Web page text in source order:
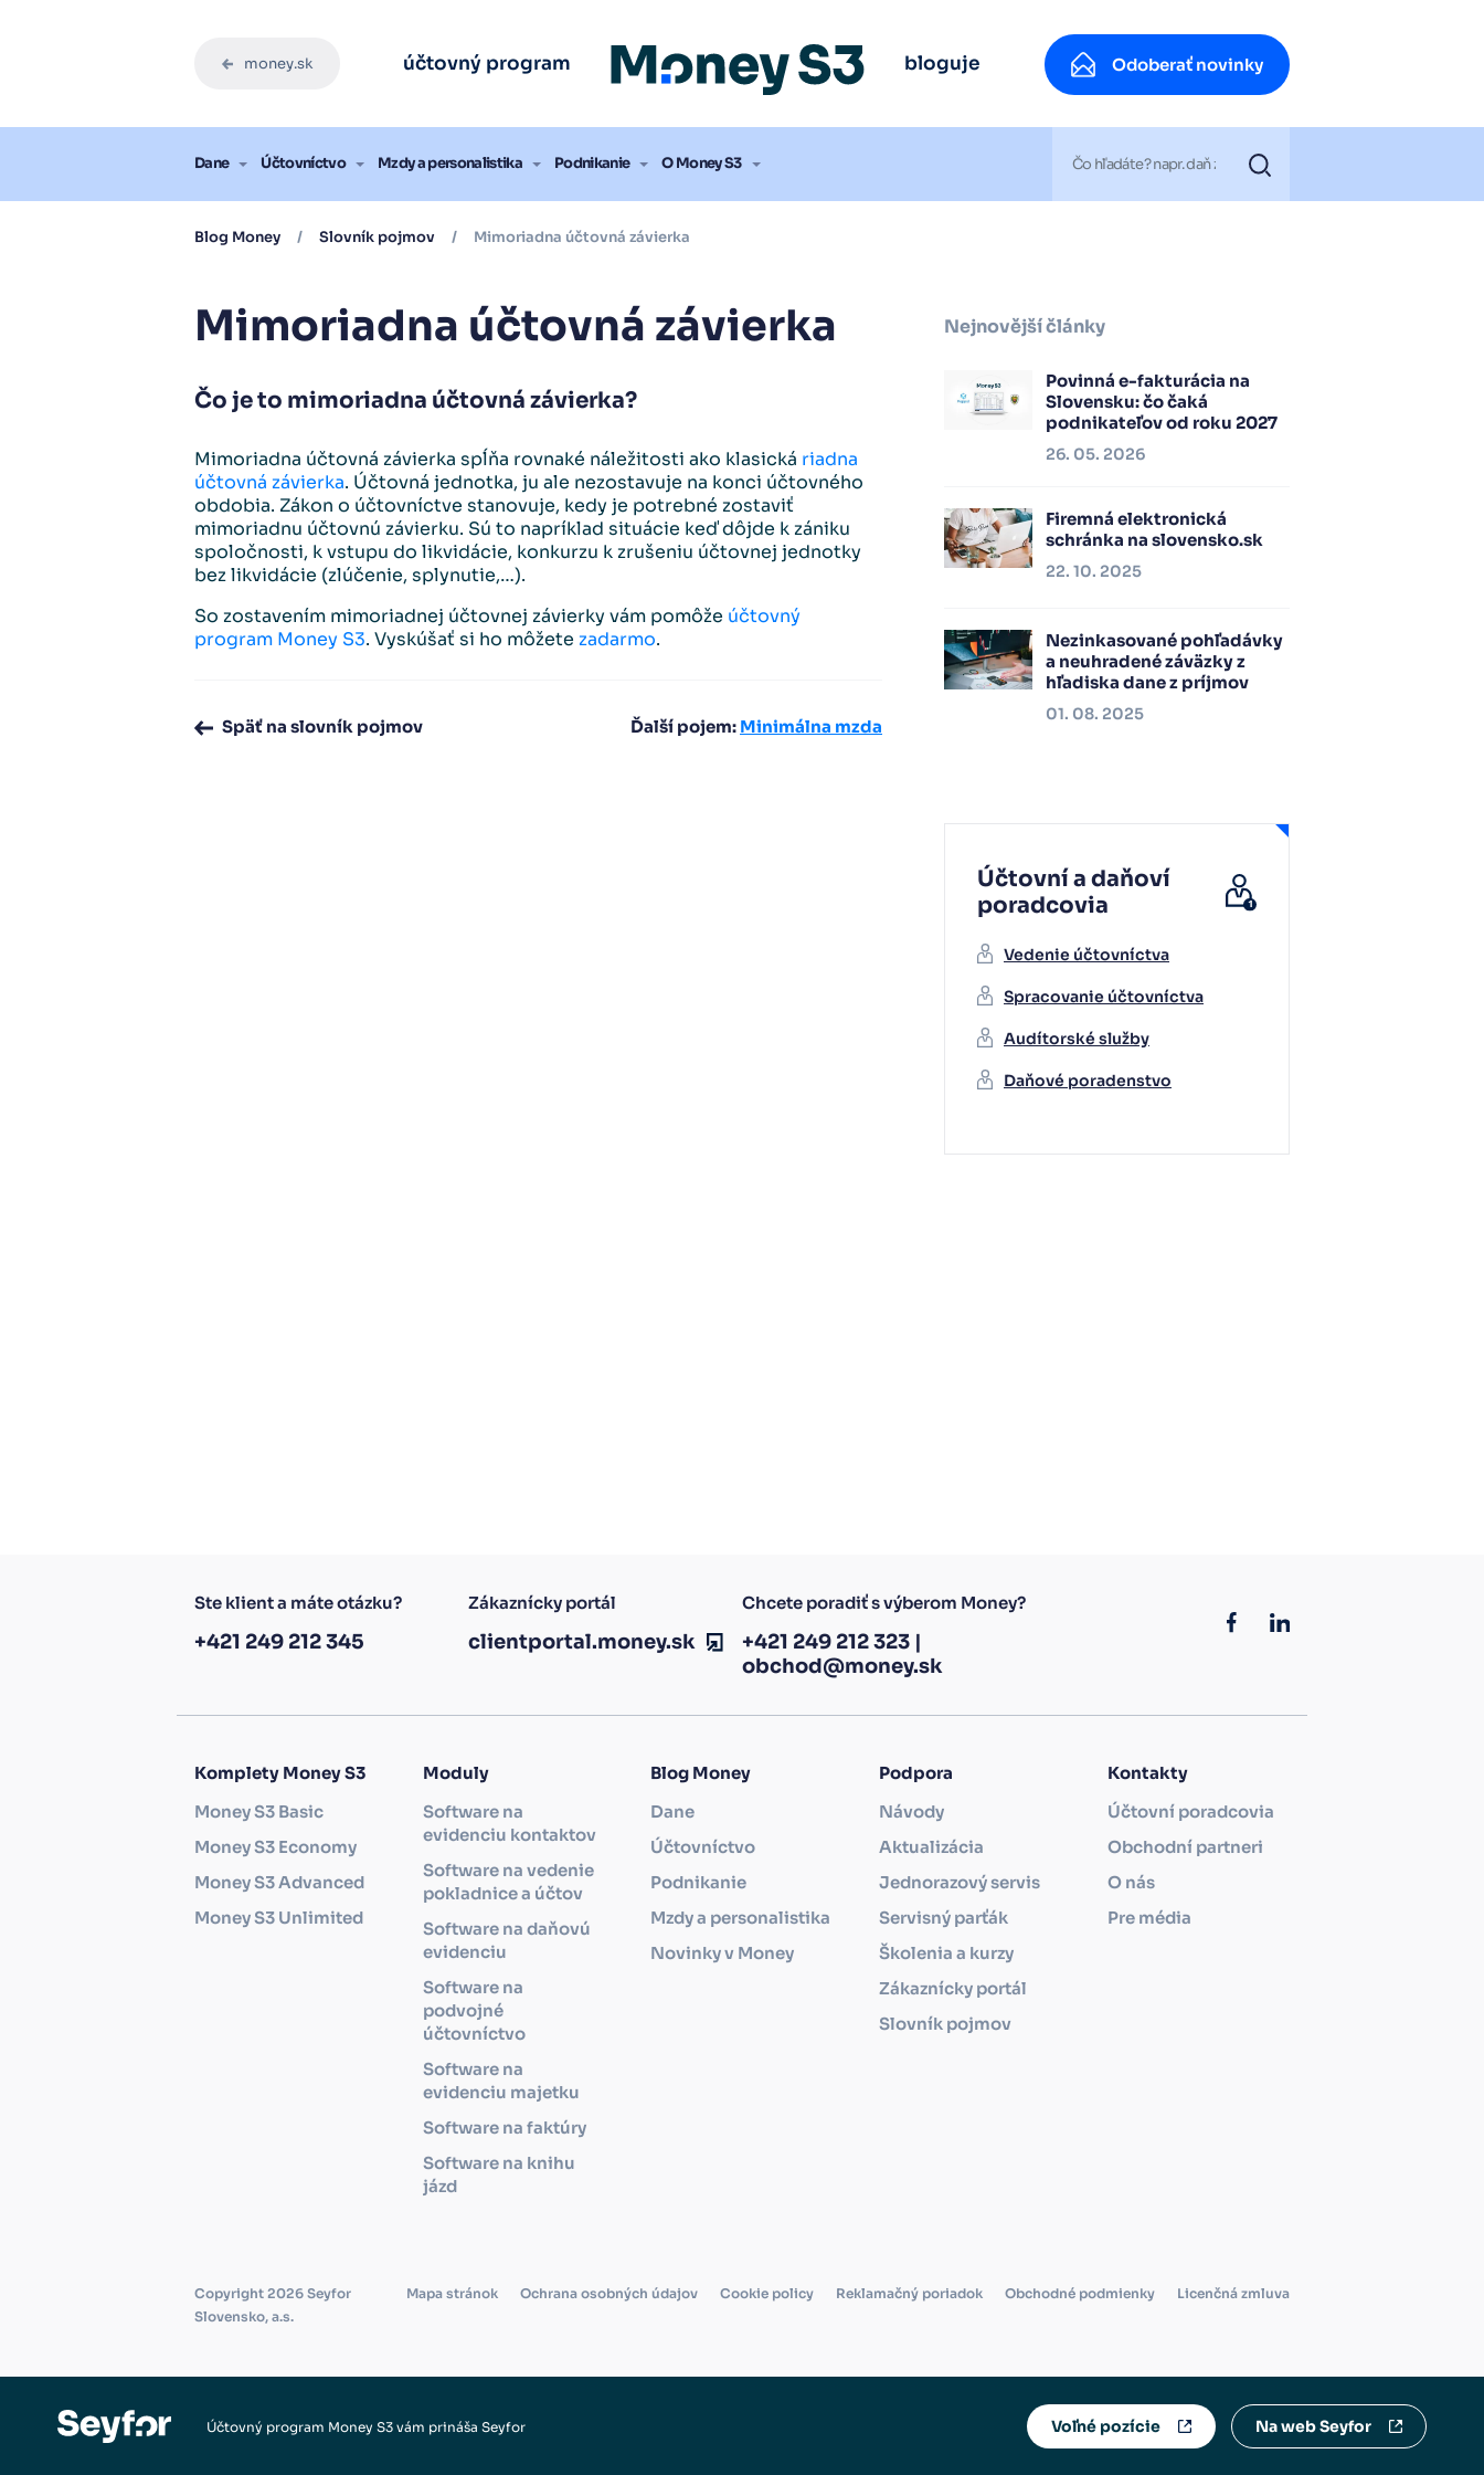
money.sk účtovný program bloguje Odoberať novinky
Blog
Dane
Účtovný program Money S3
Účtovníctvo
Účtovný program Money S3
Mzdy a personalistika
Účtovný program Money S3
Podnikanie
Účtovný program Money S3
O Money S3
Účtovný program Money S3
Blog Money / Slovník pojmov / Mimoriadna účtovná závierka
Mimoriadna účtovná závierka
Čo je to mimoriadna účtovná závierka?
Mimoriadna účtovná závierka spĺňa rovnaké náležitosti ako klasická riadna
účtovná závierka. Účtovná jednotka, ju ale nezostavuje na konci účtovného
obdobia. Zákon o účtovníctve stanovuje, kedy je potrebné zostaviť
mimoriadnu účtovnú závierku. Sú to napríklad situácie keď dôjde k zániku
spoločnosti, k vstupu do likvidácie, konkurzu k zrušeniu účtovnej jednotky
bez likvidácie (zlúčenie, splynutie,…).
So zostavením mimoriadnej účtovnej závierky vám pomôže účtovný
program Money S3. Vyskúšať si ho môžete zadarmo.
Späť na slovník pojmov Ďalší pojem: Minimálna mzda
Nejnovější články
Povinná e-fakturácia na
Slovensku: čo čaká
podnikateľov od roku 2027
26. 05. 2026
Firemná elektronická
schránka na slovensko.sk
22. 10. 2025
Nezinkasované pohľadávky
a neuhradené záväzky z
hľadiska dane z príjmov
01. 08. 2025
Účtovní a daňoví
poradcovia
Vedenie účtovníctva
Spracovanie účtovníctva
Audítorské služby
Daňové poradenstvo
Ste klient a máte otázku?
+421 249 212 345
Zákaznícky portál
clientportal.money.sk
Chcete poradiť s výberom Money?
+421 249 212 323 |
obchod@money.sk
Komplety Money S3
Money S3 Basic
Money S3 Economy
Money S3 Advanced
Money S3 Unlimited
Moduly
Software na
evidenciu kontaktov
Software na vedenie
pokladnice a účtov
Software na daňovú
evidenciu
Software na
podvojné
účtovníctvo
Software na
evidenciu majetku
Software na faktúry
Software na knihu
jázd
Blog Money
Dane
Účtovníctvo
Podnikanie
Mzdy a personalistika
Novinky v Money
Podpora
Návody
Aktualizácia
Jednorazový servis
Servisný parťák
Školenia a kurzy
Zákaznícky portál
Slovník pojmov
Kontakty
Účtovní poradcovia
Obchodní partneri
O nás
Pre média
Copyright 2026 Seyfor
Slovensko, a.s.
Mapa stránok Ochrana osobných údajov Cookie policy Reklamačný poriadok Obchodné podmienky Licenčná zmluva
Účtovný program Money S3 vám prináša Seyfor Voľné pozície Na web Seyfor